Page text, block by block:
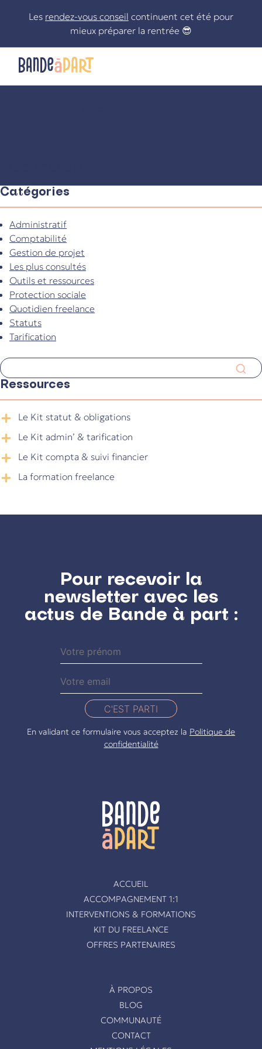
Les rendez-vous conseil continuent cet été pour
mieux préparer la rentrée 😎
Catégories
Administratif
Comptabilité
Gestion de projet
Les plus consultés
Outils et ressources
Protection sociale
Quotidien freelance
Statuts
Tarification
Ressources
Le Kit statut & obligations
Le Kit admin’ & tarification
Le Kit compta & suivi financier
La formation freelance
Pour recevoir la
newsletter avec les
actus de Bande à part :
C'EST PARTI
En validant ce formulaire vous acceptez la Politique de
confidentialité
ACCUEIL
ACCOMPAGNEMENT 1:1
INTERVENTIONS & FORMATIONS
KIT DU FREELANCE
OFFRES PARTENAIRES
À PROPOS
BLOG
COMMUNAUTÉ
CONTACT